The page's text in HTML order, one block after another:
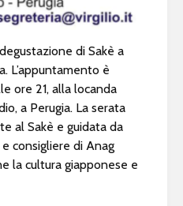
di Sakè a
L’appuntamento è
ore 21, alla locanda
a Perugia. La serata
al Sakè e guidata da
consigliere di Anag
la cultura giapponese e